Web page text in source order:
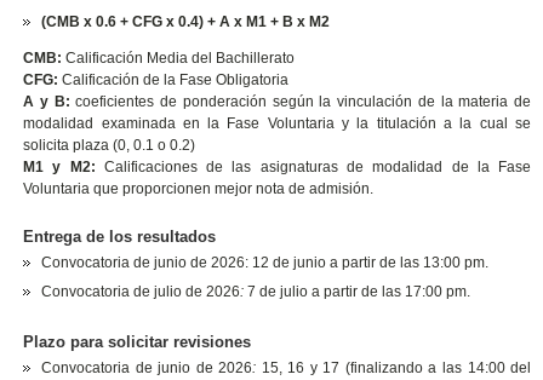
(CMB x 0.6 + CFG x 0.4) + A x M1 + B x M2
CMB: Calificación Media del Bachillerato
CFG: Calificación de la Fase Obligatoria
A y B: coeficientes de ponderación según la vinculación de la materia de
modalidad examinada en la Fase Voluntaria y la titulación a la cual se
solicita plaza (0, 0.1 o 0.2)
M1 y M2: Calificaciones de las asignaturas de modalidad de la Fase
Voluntaria que proporcionen mejor nota de admisión.
Entrega de los resultados
Convocatoria de junio de 2026: 12 de junio a partir de las 13:00 pm.
Convocatoria de julio de 2026:7 de julio a partir de las 17:00 pm.
Plazo para solicitar revisiones
Convocatoria de junio de 2026: 15, 16 y 17 (finalizando a las 14:00 del